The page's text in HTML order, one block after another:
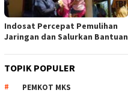
Indosat Percepat Pemulihan
Jaringan dan Salurkan Bantuan
TOPIK POPULER
PEMKOT MKS